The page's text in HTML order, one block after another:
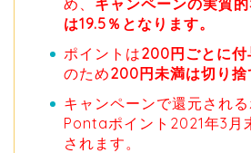
は19.5％となります。
ポイントは200円ごとに付
のため200円未満は切り捨
キャンペーンで還元される
Pontaポイント2021年3月
されます。